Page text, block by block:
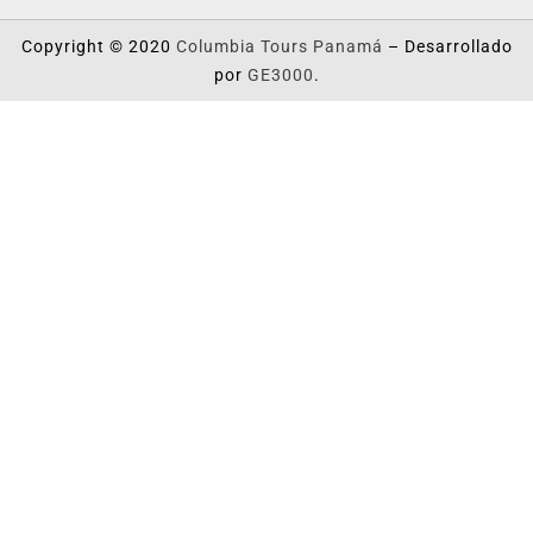
Copyright © 2020 Columbia Tours Panamá – Desarrollado
por GE3000.